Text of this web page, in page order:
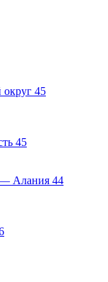
45
45
— Алания 44